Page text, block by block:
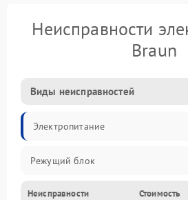
Неисправности
Braun
Виды неисправностей
Электропитание
Режущий блок
Неисправности Стоимость